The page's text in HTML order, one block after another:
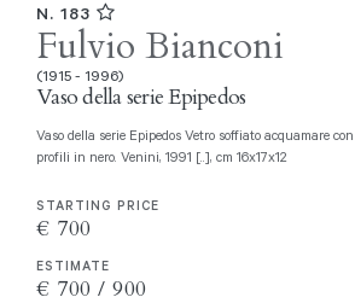
N. 183
Fulvio Bianconi
(1915 - 1996)
Vaso della serie Epipedos
Vaso della serie Epipedos Vetro soffiato acquamare con fasce verticali turchese e
profili in nero. Venini, 1991 [..], cm 16x17x12
STARTING PRICE
€ 700
ESTIMATE
€ 700 / 900